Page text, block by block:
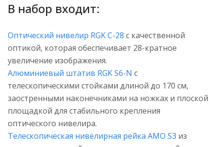
В набор входит:
Оптический нивелир RGK C-28 с качественной
оптикой, которая обеспечивает 28-кратное
увеличение изображения.
Алюминиевый штатив RGK S6-N с
телескопическими стойками длиной до 170 см,
заостренными наконечниками на ножках и плоской
площадкой для стабильного крепления
оптического нивелира.
Телескопическая нивелирная рейка AMO S3 из